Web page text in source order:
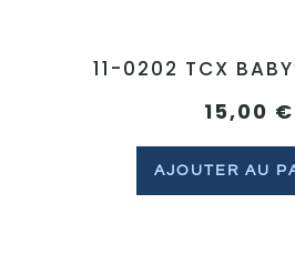
11-0202 TCX
15,00 €
AJOUTER AU